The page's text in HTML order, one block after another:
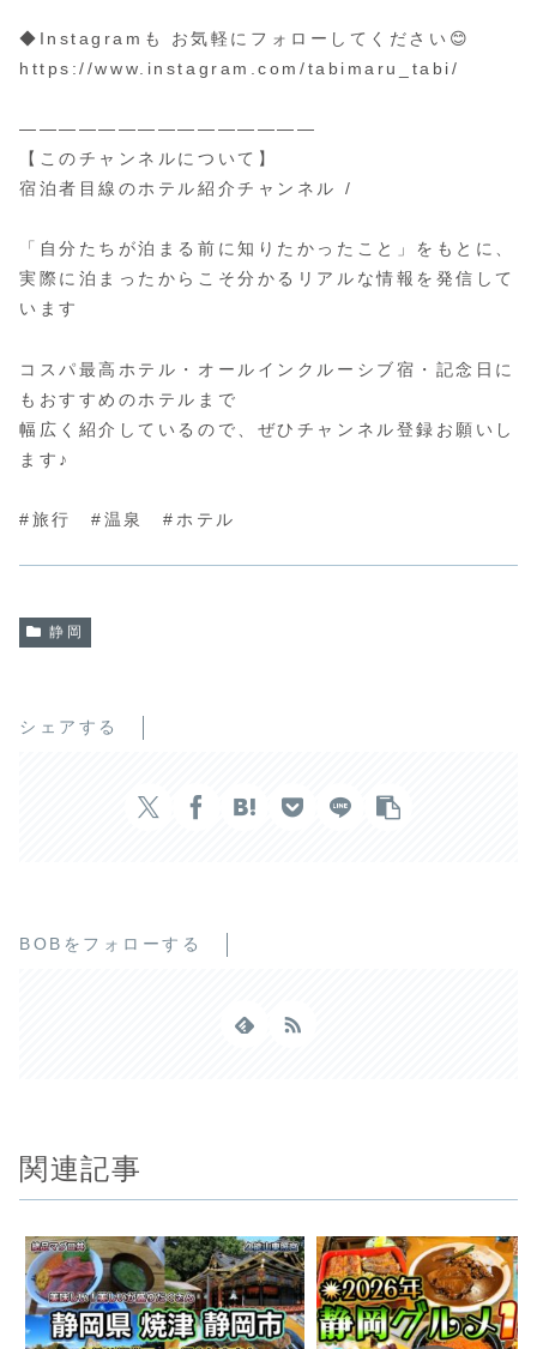
◆Instagramも お気軽にフォローしてください😊
https://www.instagram.com/tabimaru_tabi/
———————————————
【このチャンネルについて】
宿泊者目線のホテル紹介チャンネル /
「自分たちが泊まる前に知りたかったこと」をもとに、
実際に泊まったからこそ分かるリアルな情報を発信して
います
コスパ最高ホテル・オールインクルーシブ宿・記念日に
もおすすめのホテルまで
幅広く紹介しているので、ぜひチャンネル登録お願いし
ます♪
#旅行 #温泉 #ホテル
静岡
シェアする
BOBをフォローする
関連記事